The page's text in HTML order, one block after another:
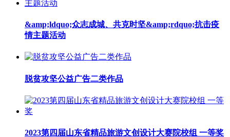
&amp;ldquo;众志成城、共克时坚&amp;rdquo;抗击疫
情主题活动
脱贫攻坚公益广告二类作品
2023第四届山东省精品旅游文创设计大赛院校组 一等奖